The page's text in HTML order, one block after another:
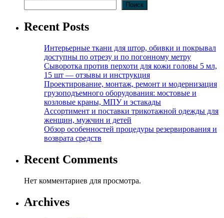
Поиск
Recent Posts
Интерьерные ткани для штор, обивки и покрывал
доступны по отрезу и по погонному метру
Сыворотка против перхоти для кожи головы 5 мл,
15 шт — отзывы и инструкция
Проектирование, монтаж, ремонт и модернизация
грузоподъемного оборудования: мостовые и
козловые краны, МПУ и эстакады
Ассортимент и поставки трикотажной одежды для
женщин, мужчин и детей
Обзор особенностей процедуры резервирования и
возврата средств
Recent Comments
Нет комментариев для просмотра.
Archives